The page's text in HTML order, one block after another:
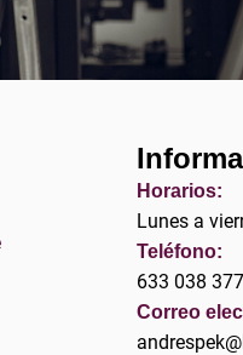
Horarios:
Lunes a
Teléfono:
633 038 377
Correo